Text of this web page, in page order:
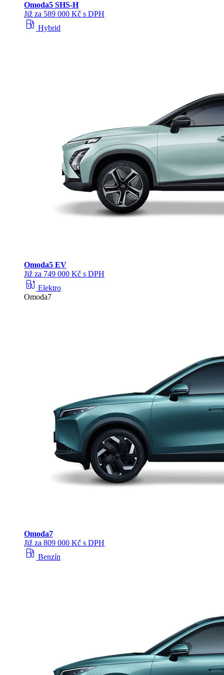
Omoda5 SHS‑H
Již za 589 000 Kč s DPH
local_gas_station Hybrid
Omoda5 EV
Již za 749 000 Kč s DPH
ev_station Elektro
Omoda7
Omoda7
Již za 809 000 Kč s DPH
local_gas_station Benzín